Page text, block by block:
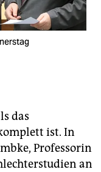
das
ist. In
Professorin
an